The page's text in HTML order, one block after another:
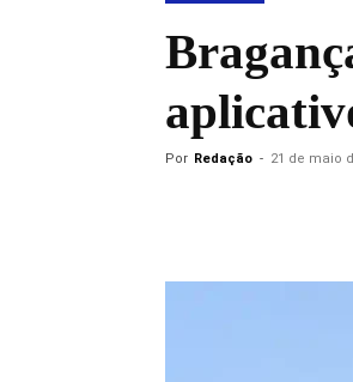
Por Redação - 21 de maio